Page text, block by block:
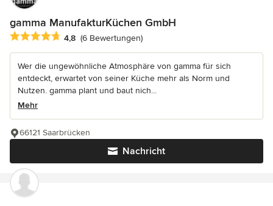
gamma ManufakturKüchen GmbH
Durchschnittliche Bewertung: 4.8 von 5 Sternen
4,8 (6 Bewertungen)
Wer die ungewöhnliche Atmosphäre von gamma für sich
entdeckt, erwartet von seiner Küche mehr als Norm und
Nutzen. gamma plant und baut nich...
Mehr
Nachricht
66121 Saarbrücken